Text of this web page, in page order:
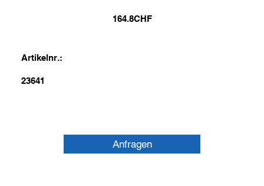
164.8CHF
Artikelnr.:
23641
Anfragen